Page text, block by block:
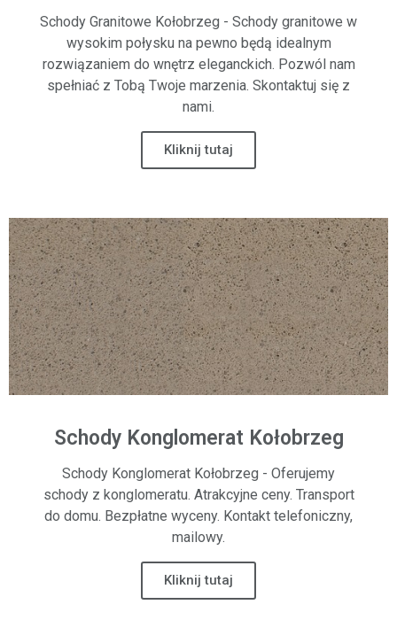
Schody Granitowe Kołobrzeg - Schody granitowe w
wysokim połysku na pewno będą idealnym
rozwiązaniem do wnętrz eleganckich. Pozwól nam
spełniać z Tobą Twoje marzenia. Skontaktuj się z
nami.
Kliknij tutaj
Schody Konglomerat Kołobrzeg
Schody Konglomerat Kołobrzeg - Oferujemy
schody z konglomeratu. Atrakcyjne ceny. Transport
do domu. Bezpłatne wyceny. Kontakt telefoniczny,
mailowy.
Kliknij tutaj